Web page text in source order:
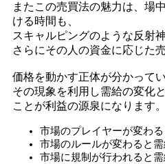
またこの売買法の魅力は、場
ける時間も、
スキャルピングのような反射
さらにその人の資金に応じた
価格を動かす正体が分かって
その現象を利用し需給の変化
ことが利益の源泉になります。
市場のプレイヤーが変わ
市場のルールが変わると
市場に規制が行われると